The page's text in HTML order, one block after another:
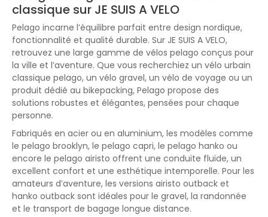
classique sur JE SUIS A VELO
Pelago incarne l’équilibre parfait entre design nordique,
fonctionnalité et qualité durable. Sur JE SUIS A VELO,
retrouvez une large gamme de vélos pelago conçus pour
la ville et l’aventure. Que vous recherchiez un vélo urbain
classique pelago, un vélo gravel, un vélo de voyage ou un
produit dédié au bikepacking, Pelago propose des
solutions robustes et élégantes, pensées pour chaque
personne.
Fabriqués en acier ou en aluminium, les modèles comme
le pelago brooklyn, le pelago capri, le pelago hanko ou
encore le pelago airisto offrent une conduite fluide, un
excellent confort et une esthétique intemporelle. Pour les
amateurs d’aventure, les versions airisto outback et
hanko outback sont idéales pour le gravel, la randonnée
et le transport de bagage longue distance.